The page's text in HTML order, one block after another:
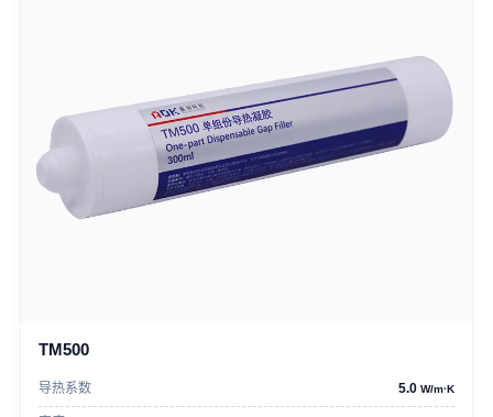
TM500
导热系数 5.0W/m·K